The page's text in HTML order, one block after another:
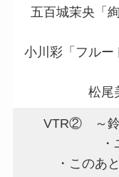
五百城茉央「
小川彩「フルー
松尾
VTR② ～鈴
・このあ